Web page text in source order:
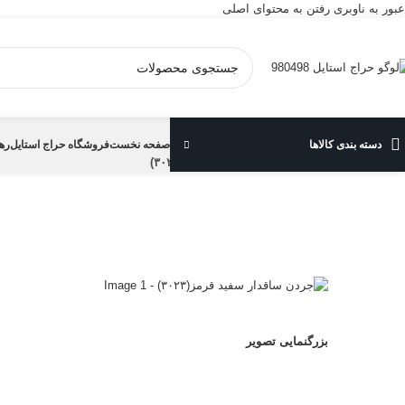
عبور به ناوبری رفتن به محتوای اصلی
دسته بندی کالاها صفحه نخستفروشگاه حراج استایل
بزرگنمایی تصویر